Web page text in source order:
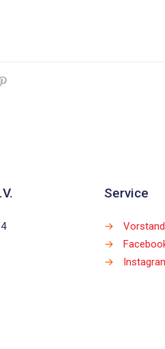
Service
→
Vorstand
→
→